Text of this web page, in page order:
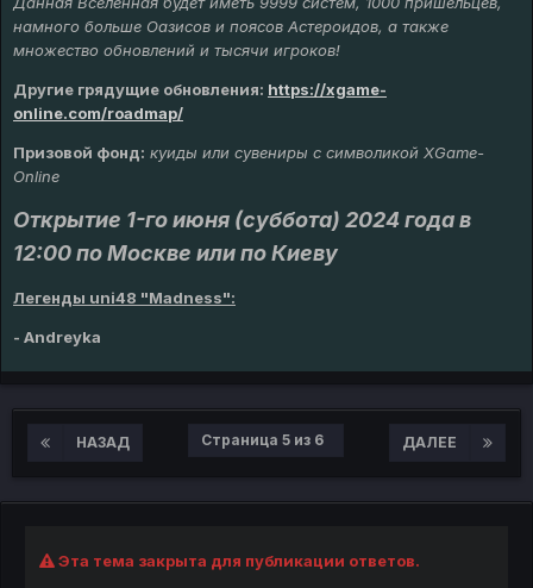
намного больше Оазисов и поясов Астероидов, а также
множество обновлений и тысячи игроков!
Другие грядущие обновления: https://xgame-
online.com/roadmap/
Призовой фонд: куиды или сувениры с символикой XGame-
Online
Открытие 1-го июня (суббота) 2024 года в
12:00 по Москве или по Киеву
Легенды uni48 "Madness":
- Andreyka
НАЗАД ДАЛЕЕ
Страница 5 из 6
Эта тема закрыта для публикации ответов.